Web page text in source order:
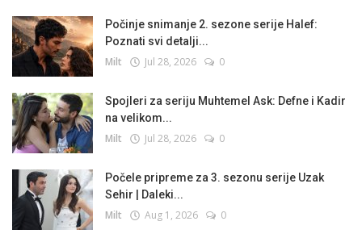
Počinje snimanje 2. sezone serije Halef:
Poznati svi detalji...
Milt Jul 28, 2026 0
Spojleri za seriju Muhtemel Ask: Defne i Kadir
na velikom...
Milt Jul 28, 2026 0
Počele pripreme za 3. sezonu serije Uzak
Sehir | Daleki...
Milt Aug 1, 2026 0